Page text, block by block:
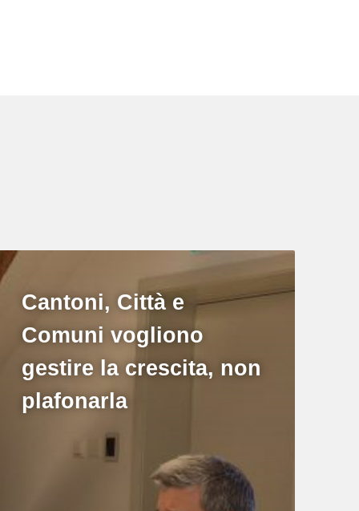
Cantoni, Città e
Comuni vogliono
gestire la crescita, non
plafonarla